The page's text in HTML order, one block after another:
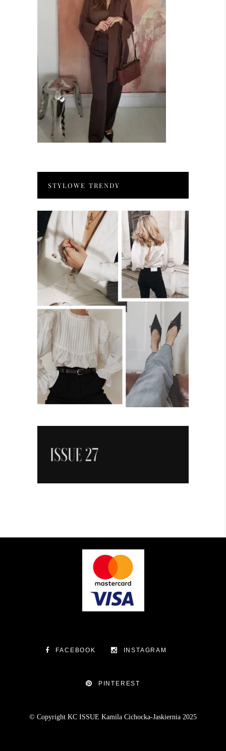
STYLOWE TRENDY
FACEBOOK INSTAGRAM
PINTEREST
© Copyright KC ISSUE Kamila Cichocka-Jaskiernia 2025